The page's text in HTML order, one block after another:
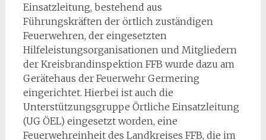
Einsatzleitung, bestehend aus
Führungskräften der örtlich zuständigen
Feuerwehren, der eingesetzten
Hilfeleistungsorganisationen und Mitgliedern
der Kreisbrandinspektion FFB wurde dazu am
Gerätehaus der Feuerwehr Germering
eingerichtet. Hierbei ist auch die
Unterstützungsgruppe Örtliche Einsatzleitung
(UG ÖEL) eingesetzt worden, eine
Feuerwehreinheit des Landkreises FFB, die im